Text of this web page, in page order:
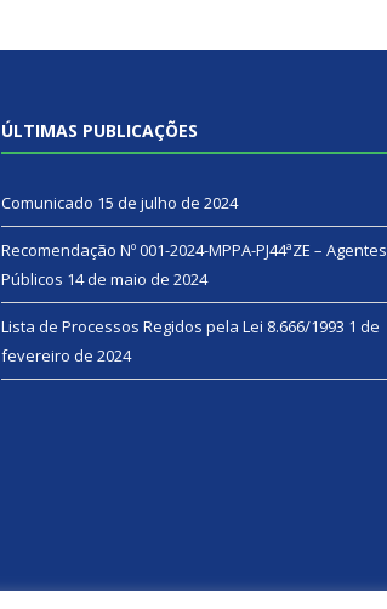
ÚLTIMAS PUBLICAÇÕES
Comunicado 15 de julho de 2024
Recomendação Nº 001-2024-MPPA-PJ44ªZE – Agentes
Públicos 14 de maio de 2024
Lista de Processos Regidos pela Lei 8.666/1993 1 de
fevereiro de 2024